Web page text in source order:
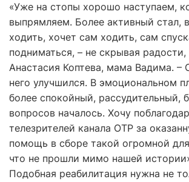
«Уже на стопы хорошо наступаем,
выпрямляем. Более активный стал,
ходить, хочет сам ходить, сам
подниматься, – не скрывая радости,
Анастасия Коптева, мама Вадима. –
него улучшился. В эмоциональном
более спокойный, рассудительный,
вопросов началось. Хочу
телезрителей канала ОТР за
помощь в сборе такой огромной
что не прошли мимо нашей
Подобная реабилитация нужна не